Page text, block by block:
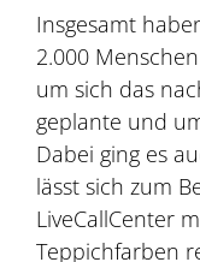
Insgesamt
2.000
um sich das
geplante und
Dabei ging es
lässt sich zum
LiveCallCenter
Teppichfarben